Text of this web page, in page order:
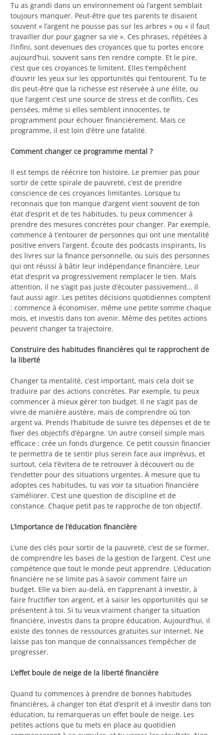
Tu as grandi dans un environnement où l’argent semblait
toujours manquer. Peut-être que tes parents te disaient
souvent « l’argent ne pousse pas sur les arbres » ou « il faut
travailler dur pour gagner sa vie ». Ces phrases, répétées à
l’infini, sont devenues des croyances que tu portes encore
aujourd’hui, souvent sans t’en rendre compte. Et le pire,
c’est que ces croyances te limitent. Elles t’empêchent
d’ouvrir les yeux sur les opportunités qui t’entourent. Tu te
dis peut-être que la richesse est réservée à une élite, ou
que l’argent c’est une source de stress et de conflits. Ces
pensées, même si elles semblent innocentes, te
programment pour échouer financièrement. Mais ce
programme, il est loin d’être une fatalité.
Comment changer ce programme mental ?
Il est temps de réécrire ton histoire. Le premier pas pour
sortir de cette spirale de pauvreté, c’est de prendre
conscience de ces croyances limitantes. Lorsque tu
reconnais que ton manque d’argent vient souvent de ton
état d’esprit et de tes habitudes, tu peux commencer à
prendre des mesures concrètes pour changer. Par exemple,
commence à t’entourer de personnes qui ont une mentalité
positive envers l’argent. Écoute des podcasts inspirants, lis
des livres sur la finance personnelle, ou suis des personnes
qui ont réussi à bâtir leur indépendance financière. Leur
état d’esprit va progressivement remplacer le tien. Mais
attention, il ne s’agit pas juste d’écouter passivement… il
faut aussi agir. Les petites décisions quotidiennes comptent
: commence à économiser, même une petite somme chaque
mois, et investis dans ton avenir. Même des petites actions
peuvent changer ta trajectoire.
Construire des habitudes financières qui te rapprochent de
la liberté
Changer ta mentalité, c’est important, mais cela doit se
traduire par des actions concrètes. Par exemple, tu peux
commencer à mieux gérer ton budget. Il ne s’agit pas de
vivre de manière austère, mais de comprendre où ton
argent va. Prends l’habitude de suivre tes dépenses et de te
fixer des objectifs d’épargne. Un autre conseil simple mais
efficace : crée un fonds d’urgence. Ce petit coussin financier
te permettra de te sentir plus serein face aux imprévus, et
surtout, cela t’évitera de te retrouver à découvert ou de
t’endetter pour des situations urgentes. À mesure que tu
adoptes ces habitudes, tu vas voir ta situation financière
s’améliorer. C’est une question de discipline et de
constance. Chaque petit pas te rapproche de ton objectif.
L’importance de l’éducation financière
L’une des clés pour sortir de la pauvreté, c’est de se former,
de comprendre les bases de la gestion de l’argent. C’est une
compétence que tout le monde peut apprendre. L’éducation
financière ne se limite pas à savoir comment faire un
budget. Elle va bien au-delà, en t’apprenant à investir, à
faire fructifier ton argent, et à saisir les opportunités qui se
présentent à toi. Si tu veux vraiment changer ta situation
financière, investis dans ta propre éducation. Aujourd’hui, il
existe des tonnes de ressources gratuites sur Internet. Ne
laisse pas ton manque de connaissances t’empêcher de
progresser.
L’effet boule de neige de la liberté financière
Quand tu commences à prendre de bonnes habitudes
financières, à changer ton état d’esprit et à investir dans ton
éducation, tu remarqueras un effet boule de neige. Les
petites actions que tu mets en place au quotidien